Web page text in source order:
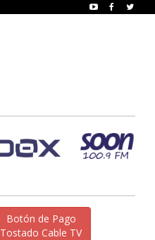
Botón de Pago
Tostado Cable TV